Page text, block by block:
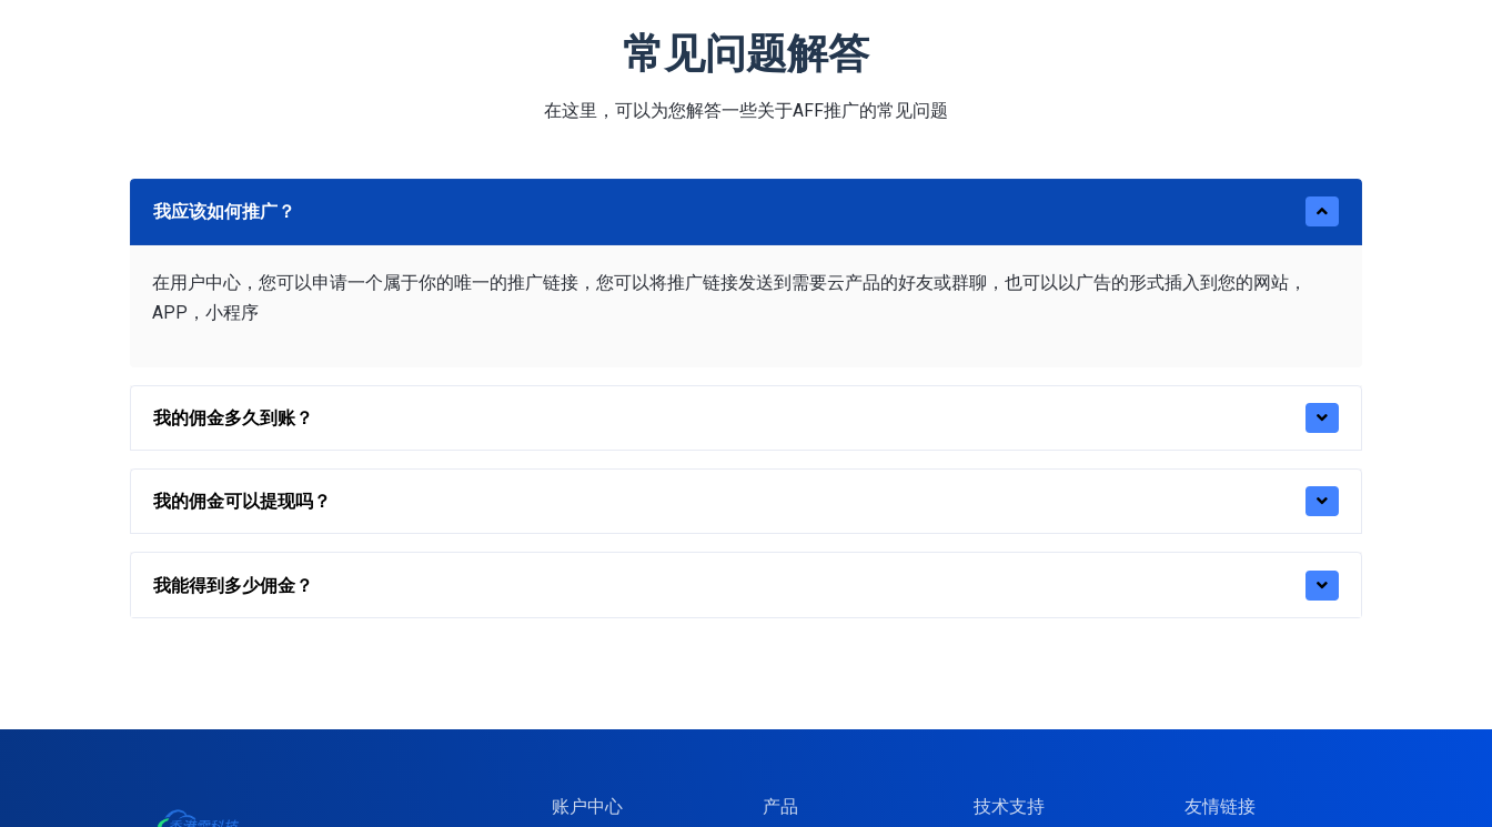
常见问题解答
在这里，可以为您解答一些关于AFF推广的常见问题
我应该如何推广？
在用户中心，您可以申请一个属于你的唯一的推广链接，您可以将推广链接发送到需要云产品的好友或群聊，也可以以广告的形式插入到您的网站，
APP，小程序
我的佣金多久到账？
我的佣金可以提现吗？
我能得到多少佣金？
账户中心 产品 技术支持 友情链接